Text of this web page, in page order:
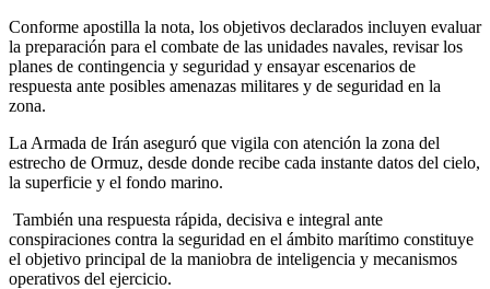
Conforme apostilla la nota, los objetivos declarados incluyen evaluar
la preparación para el combate de las unidades navales, revisar los
planes de contingencia y seguridad y ensayar escenarios de
respuesta ante posibles amenazas militares y de seguridad en la
zona.
La Armada de Irán aseguró que vigila con atención la zona del
estrecho de Ormuz, desde donde recibe cada instante datos del cielo,
la superficie y el fondo marino.
También una respuesta rápida, decisiva e integral ante
conspiraciones contra la seguridad en el ámbito marítimo constituye
el objetivo principal de la maniobra de inteligencia y mecanismos
operativos del ejercicio.